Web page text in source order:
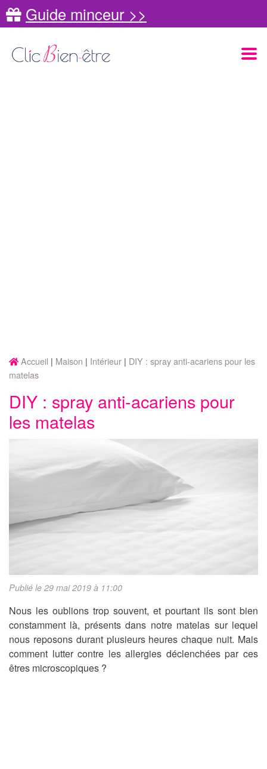
Guide minceur >>
Accueil Maison Intérieur
DIY : spray anti-acariens pour les
matelas
DIY : spray anti-acariens pour
les matelas
Publié le 29 mai 2019 à 11:00
Nous les oublions trop souvent, et pourtant ils sont bien
constamment là, présents dans notre matelas sur lequel
nous reposons durant plusieurs heures chaque nuit. Mais
comment lutter contre les allergies déclenchées par ces
êtres microscopiques ?